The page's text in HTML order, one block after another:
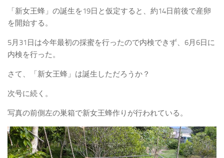
「新女王蜂」の誕生を19日と仮定すると、約14日前後で産卵
を開始する。
5月31日は今年最初の採蜜を行ったので内検できず、6月6日に
内検を行った。
さて、「新女王蜂」は誕生しただろうか？
次号に続く。
写真の前側左の巣箱で新女王蜂作りが行われている。